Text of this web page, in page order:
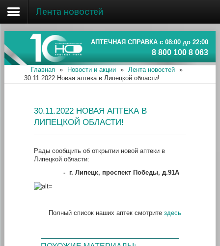
Главная
Об ассоциации
Наши аптеки
Информация
Лента новостей
АПТЕЧНАЯ СПРАВКА с 08:00 до 22:00
8 800 100 8 063
Главная » Новости и акции » Лента новостей
»
30.11.2022 Новая аптека в Липецкой области!
30.11.2022 НОВАЯ АПТЕКА В
ЛИПЕЦКОЙ ОБЛАСТИ!
Рады сообщить об открытии новой аптеки в
Липецкой области:
- г. Липецк, проспект Победы, д.91А
Полный список наших аптек смотрите здесь